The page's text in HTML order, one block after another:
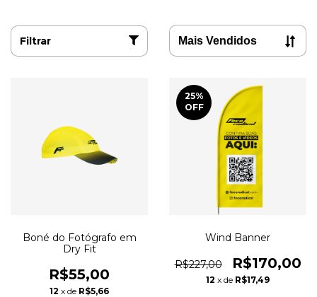
Filtrar
Boné do Fotógrafo em
Dry Fit
R$55,00
12 x de R$5,66
25%
OFF
Wind Banner
R$227,00 R$170,00
12 x de R$17,49